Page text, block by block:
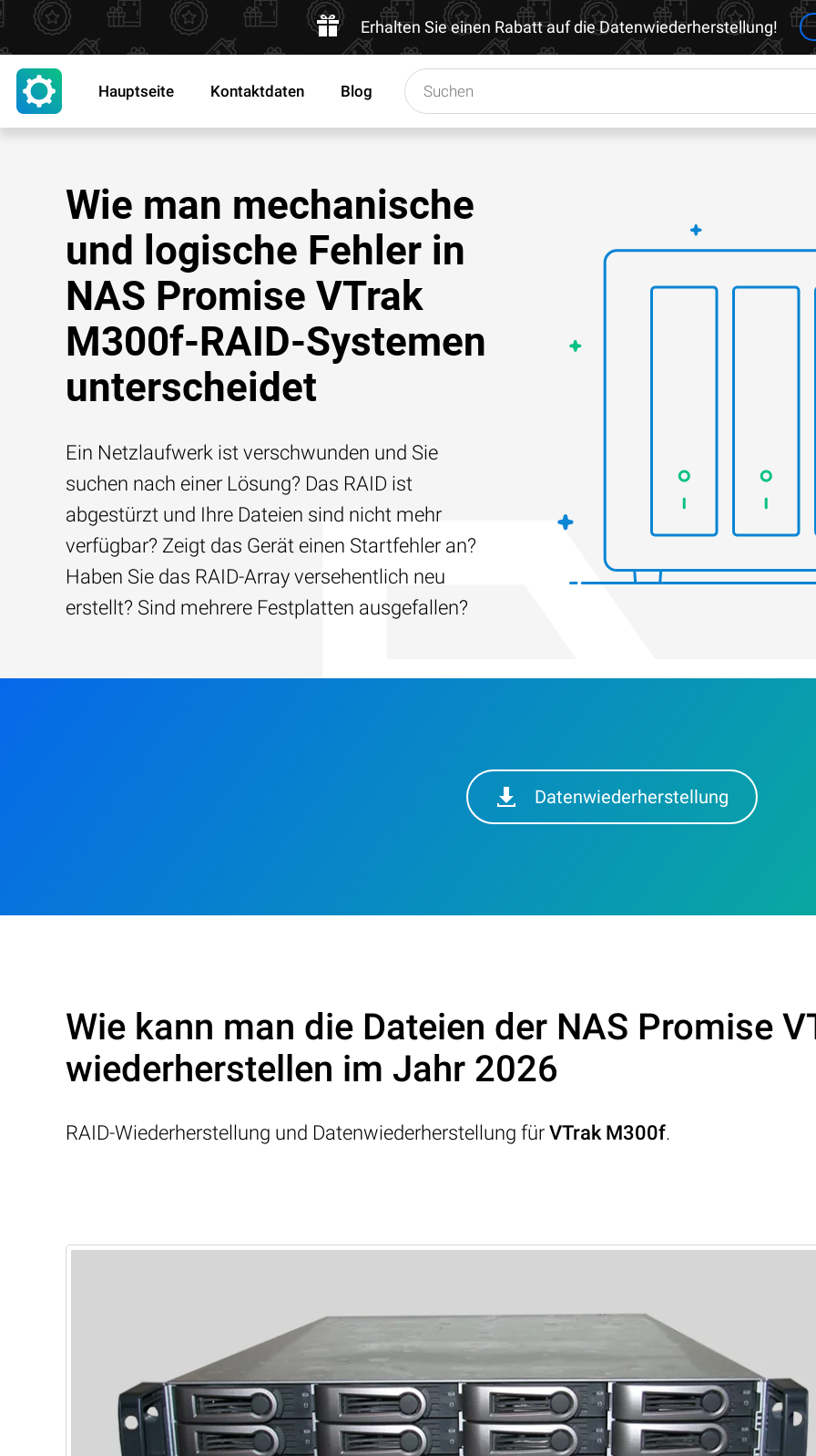
Erhalten Sie einen Rabatt auf die Datenwiederherstellung!
Hauptseite Kontaktdaten Blog
Wie man mechanische
und logische Fehler in
NAS Promise VTrak
M300f-RAID-Systemen
unterscheidet
Ein Netzlaufwerk ist verschwunden und Sie
suchen nach einer Lösung? Das RAID ist
abgestürzt und Ihre Dateien sind nicht mehr
verfügbar? Zeigt das Gerät einen Startfehler an?
Haben Sie das RAID-Array versehentlich neu
erstellt? Sind mehrere Festplatten ausgefallen?
Datenwiederherstellung
Wie kann man die Dateien der NAS Promise
wiederherstellen im Jahr 2026
RAID-Wiederherstellung und Datenwiederherstellung für VTrak M300f.